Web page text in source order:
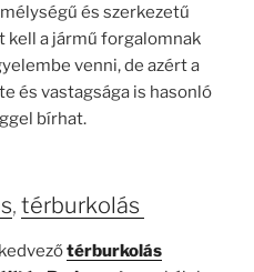
és szerkezetű
kell a jármű forgalomnak
venni, de azért a
és vastagsága is hasonló
bírhat.
, térburkolás
térburkolás